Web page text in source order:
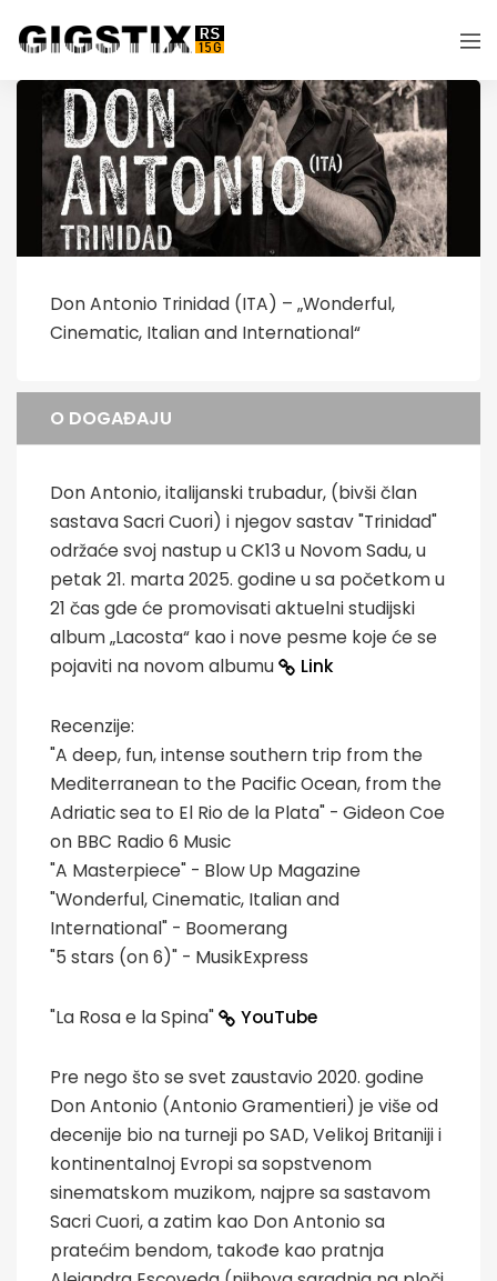
Don Antonio Trinidad (ITA) – „Wonderful,
Cinematic, Italian and International“
O DOGAĐAJU
Don Antonio, italijanski trubadur, (bivši član
sastava Sacri Cuori) i njegov sastav "Trinidad"
održaće svoj nastup u CK13 u Novom Sadu, u
petak 21. marta 2025. godine u sa početkom u
21 čas gde će promovisati aktuelni studijski
album „Lacosta“ kao i nove pesme koje će se
pojaviti na novom albumu
Link
Recenzije:
"A deep, fun, intense southern trip from the
Mediterranean to the Pacific Ocean, from the
Adriatic sea to El Rio de la Plata" - Gideon Coe
on BBC Radio 6 Music
"A Masterpiece" - Blow Up Magazine
"Wonderful, Cinematic, Italian and
International" - Boomerang
"5 stars (on 6)" - MusikExpress
"La Rosa e la Spina" YouTube
Pre nego što se svet zaustavio 2020. godine
Don Antonio (Antonio Gramentieri) je više od
decenije bio na turneji po SAD, Velikoj Britaniji i
kontinentalnoj Evropi sa sopstvenom
sinematskom muzikom, najpre sa sastavom
Sacri Cuori, a zatim kao Don Antonio sa
pratećim bendom, takođe kao pratnja